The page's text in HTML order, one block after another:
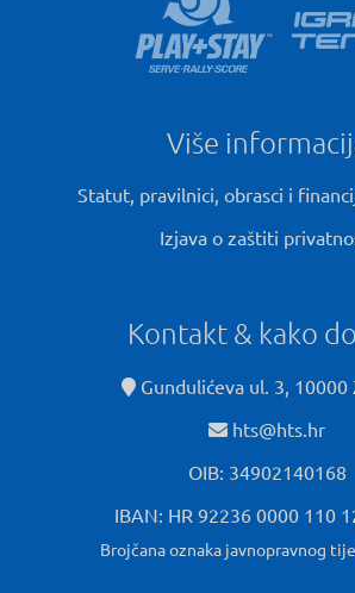
Više
Statut, pravilnici, obrasci i
Izjava o zaštiti
Kontakt & kako
Gundulićeva ul. 3, 10000
hts@hts.hr
OIB: 34902140168
IBAN: HR 92236 0000 110
Brojčana oznaka javnopravnog